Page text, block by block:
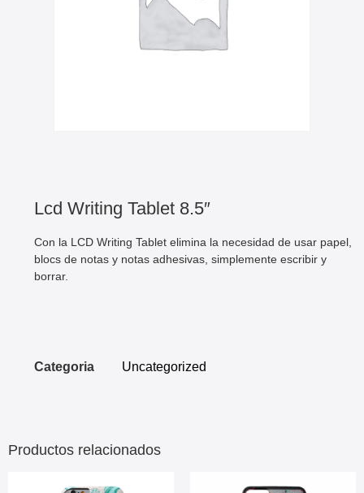
Lcd Writing Tablet 8.5″
Con la LCD Writing Tablet elimina la necesidad de usar papel,
blocs de notas y notas adhesivas, simplemente escribir y
borrar.
Categoria Uncategorized
Productos relacionados